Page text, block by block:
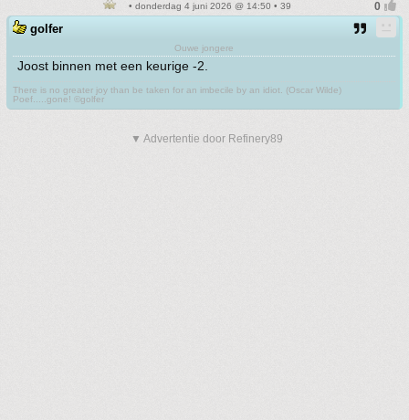
• donderdag 4 juni 2026 @ 14:50 • 39
golfer
Ouwe jongere
Joost binnen met een keurige -2.
There is no greater joy than be taken for an imbecile by an idiot. (Oscar Wilde)
Poef.....gone! ©golfer
▼ Advertentie door Refinery89